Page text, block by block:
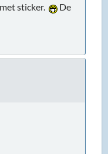
sticker.
De